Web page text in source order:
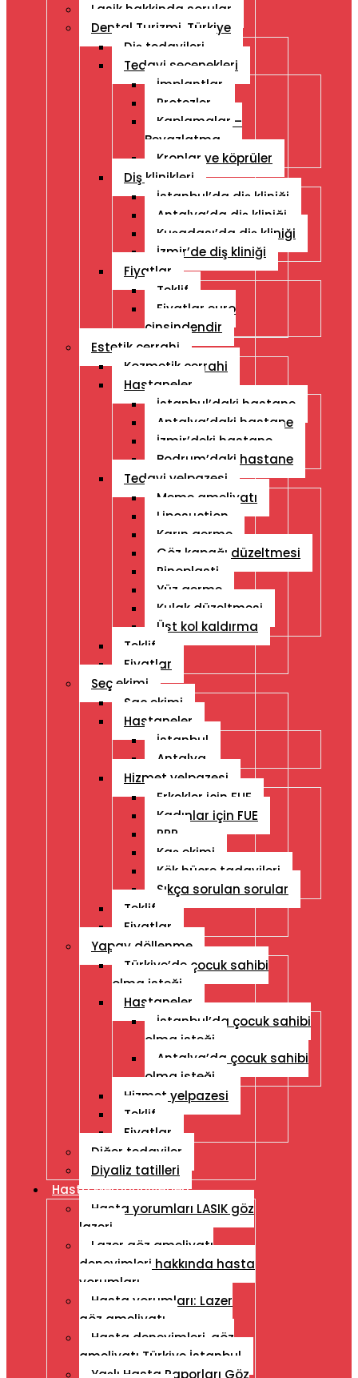
Lasik hakkinda sorular
Dental Turizmi, Türkiye
Diş tedavileri
Tedavi seçenekleri
İmplantlar
Protezler
Kaplamalar –
Beyazlatma
Kronlar ve köprüler
Diş klinikleri
İstanbul’da diş kliniği
Antalya’da diş kliniği
Kuşadası’da diş kliniği
İzmir’de diş kliniği
Fiyatlar
Teklif
Fiyatlar euro
cinsindendir
Estetik cerrahi
Kozmetik cerrahi
Hastaneler
İstanbul’daki hastane
Antalya’daki hastane
İzmir’deki hastane
Bodrum’daki hastane
Tedavi yelpazesi
Meme ameliyatı
Liposuction
Karın germe
Göz kapağı düzeltmesi
Rinoplasti
Yüz germe
Kulak düzeltmesi
Üst kol kaldırma
Teklif
Fiyatlar
Seç ekimi
Saç ekimi
Hastaneler
İstanbul
Antalya
Hizmet yelpazesi
Erkekler için FUE
Kadınlar için FUE
PRP
Kaş ekimi
Kök hücre tadavileri
Sıkça sorulan sorular
Teklif
Fiyatlar
Yapay döllenme
Türkiye’de çocuk sahibi
olma isteği
Hastaneler
İstanbul’da çocuk sahibi
olma isteği
Antalya’da çocuk sahibi
olma isteği
Hizmet yelpazesi
Teklif
Fiyatlar
Diğer tedaviler
Diyaliz tatilleri
Hasta Memnuniyetleri
Hasta yorumları LASIK göz
lazeri
Lazer göz ameliyatı
deneyimleri hakkında hasta
yorumları
Hasta yorumları: Lazer
göz ameliyatı
Hasta deneyimleri, göz
ameliyatı Türkiye İstanbul